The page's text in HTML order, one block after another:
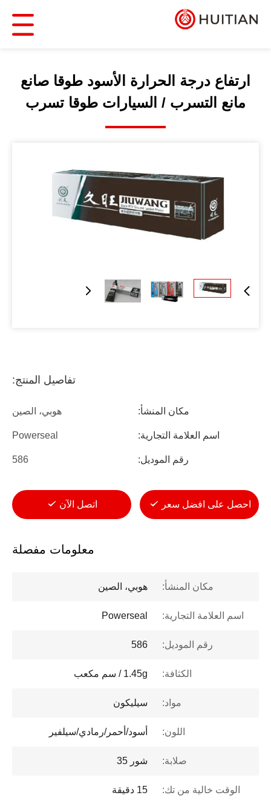
ارتفاع درجة الحرارة الأسود طوقا صانع
مانع التسرب / السيارات طوقا تسرب
تفاصيل المنتج:
مكان المنشأ: هوبي، الصين
اسم العلامة التجارية: Powerseal
رقم الموديل: 586
احصل على افضل سعر اتصل الآن
معلومات مفصلة
مكان المنشأ: هوبي، الصين
اسم العلامة التجارية: Powerseal
رقم الموديل: 586
الكثافة: 1.45g / سم مكعب
مواد: سيليكون
اللون: أسود/أحمر/رمادي/سيلفير
صلابة: شور 35
الوقت خالية من تك: 15 دقيقة